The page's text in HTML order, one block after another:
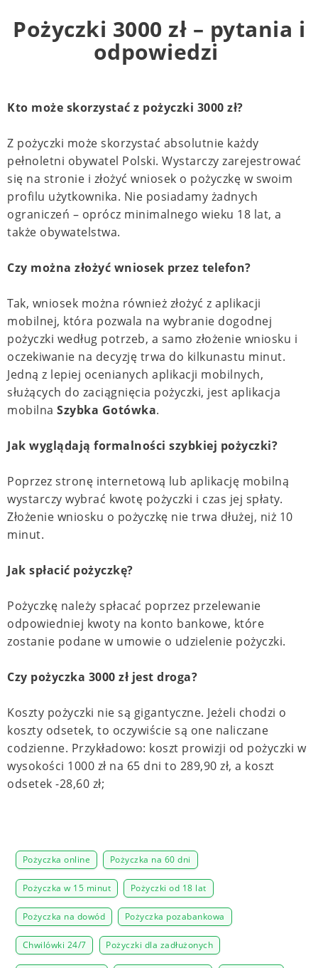
Pożyczki 3000 zł – pytania i
odpowiedzi
Kto może skorzystać z pożyczki 3000 zł?
Z pożyczki może skorzystać absolutnie każdy
pełnoletni obywatel Polski. Wystarczy zarejestrować
się na stronie i złożyć wniosek o pożyczkę w swoim
profilu użytkownika. Nie posiadamy żadnych
ograniczeń – oprócz minimalnego wieku 18 lat, a
także obywatelstwa.
Czy można złożyć wniosek przez telefon?
Tak, wniosek można również złożyć z aplikacji
mobilnej, która pozwala na wybranie dogodnej
pożyczki według potrzeb, a samo złożenie wniosku i
oczekiwanie na decyzję trwa do kilkunastu minut.
Jedną z lepiej ocenianych aplikacji mobilnych,
służących do zaciągnięcia pożyczki, jest aplikacja
mobilna Szybka Gotówka.
Jak wyglądają formalności szybkiej pożyczki?
Poprzez stronę internetową lub aplikację mobilną
wystarczy wybrać kwotę pożyczki i czas jej spłaty.
Złożenie wniosku o pożyczkę nie trwa dłużej, niż 10
minut.
Jak spłacić pożyczkę?
Pożyczkę należy spłacać poprzez przelewanie
odpowiedniej kwoty na konto bankowe, które
zostanie podane w umowie o udzielenie pożyczki.
Czy pożyczka 3000 zł jest droga?
Koszty pożyczki nie są gigantyczne. Jeżeli chodzi o
koszty odsetek, to oczywiście są one naliczane
codzienne. Przykładowo: koszt prowizji od pożyczki w
wysokości 1000 zł na 65 dni to 289,90 zł, a koszt
odsetek -28,60 zł;
Pożyczka online Pożyczka na 60 dni
Pożyczka w 15 minut Pożyczki od 18 lat
Pożyczka na dowód Pożyczka pozabankowa
Chwilówki 24/7 Pożyczki dla zadłużonych